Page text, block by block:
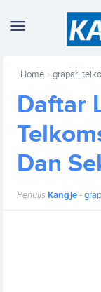
Home ›grapari
Daftar
Dan
PenulisKangje-